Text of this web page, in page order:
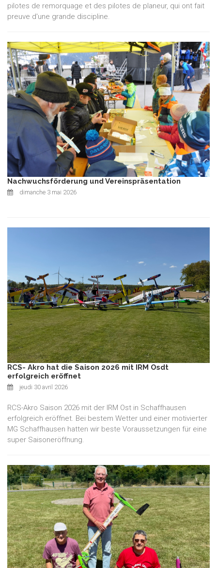
pilotes de remorquage et des pilotes de planeur, qui ont fait
preuve d'une grande discipline.
Nachwuchsförderung und Vereinspräsentation
dimanche 3 mai 2026
RCS- Akro hat die Saison 2026 mit IRM Osdt
erfolgreich eröffnet
jeudi 30 avril 2026
RCS-Akro Saison 2026 mit der IRM Ost in Schaffhausen
erfolgreich eröffnet. Bei bestem Wetter und einer motivierter
MG Schaffhausen hatten wir beste Voraussetzungen für eine
super Saisoneröffnung.